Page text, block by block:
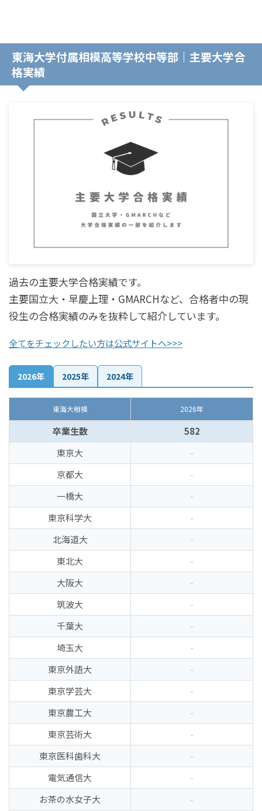
東海大学付属相模高等学校中等部｜主要大学合
格実績
過去の主要大学合格実績です。
主要国立大・早慶上理・GMARCHなど、合格者中の現
役生の合格実績のみを抜粋して紹介しています。
全てをチェックしたい方は公式サイトへ>>>
2026年 2025年 2024年
東海大相模 2026年
卒業生数
582
東京大
-
京都大
-
一橋大
-
東京科学大
-
北海道大
-
東北大
-
大阪大
-
筑波大
-
千葉大
-
埼玉大
-
東京外語大
-
東京学芸大
-
東京農工大
-
東京芸術大
-
東京医科歯科大
-
電気通信大
-
お茶の水女子大
-